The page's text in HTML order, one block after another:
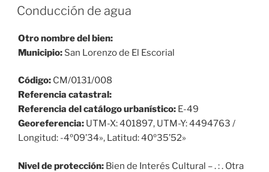
EL
Conducción de agua
Otro nombre del bien:
Municipio: San Lorenzo de El Escorial
Código: CM/0131/008
Referencia catastral:
Referencia del catálogo urbanístico: E-49
Georeferencia: UTM-X: 401897, UTM-Y: 4494763 /
Longitud: -4º09’34», Latitud: 40º35’52»
Nivel de protección: Bien de Interés Cultural – . : . Otra